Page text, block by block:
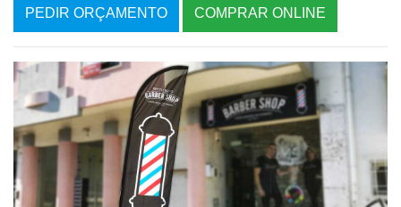
PEDIR ORÇAMENTO COMPRAR ONLINE